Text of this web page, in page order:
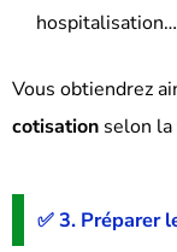
Vous obtiendrez
cotisation selon
✅ 3. Préparer